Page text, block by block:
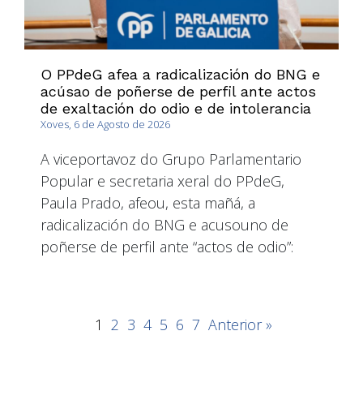
O PPdeG afea a radicalización do BNG e
acúsao de poñerse de perfil ante actos
de exaltación do odio e de intolerancia
Xoves, 6 de Agosto de 2026
A viceportavoz do Grupo Parlamentario
Popular e secretaria xeral do PPdeG,
Paula Prado, afeou, esta mañá, a
radicalización do BNG e acusouno de
poñerse de perfil ante “actos de odio”:
1 2 3 4 5 6 7 Anterior »